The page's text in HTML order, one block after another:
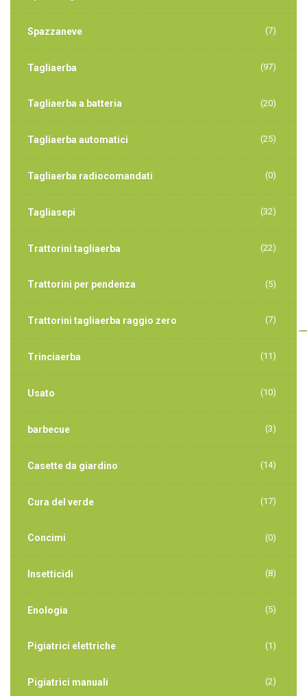
Spazzaneve (7)
Tagliaerba (97)
Tagliaerba a batteria (20)
Tagliaerba automatici (25)
Tagliaerba radiocomandati (0)
Tagliasepi (32)
Trattorini tagliaerba (22)
Trattorini per pendenza (5)
Trattorini tagliaerba raggio zero (7)
Trinciaerba (11)
Usato (10)
barbecue (3)
Casette da giardino (14)
Cura del verde (17)
Concimi (0)
Insetticidi (8)
Enologia (5)
Pigiatrici elettriche (1)
Pigiatrici manuali (2)